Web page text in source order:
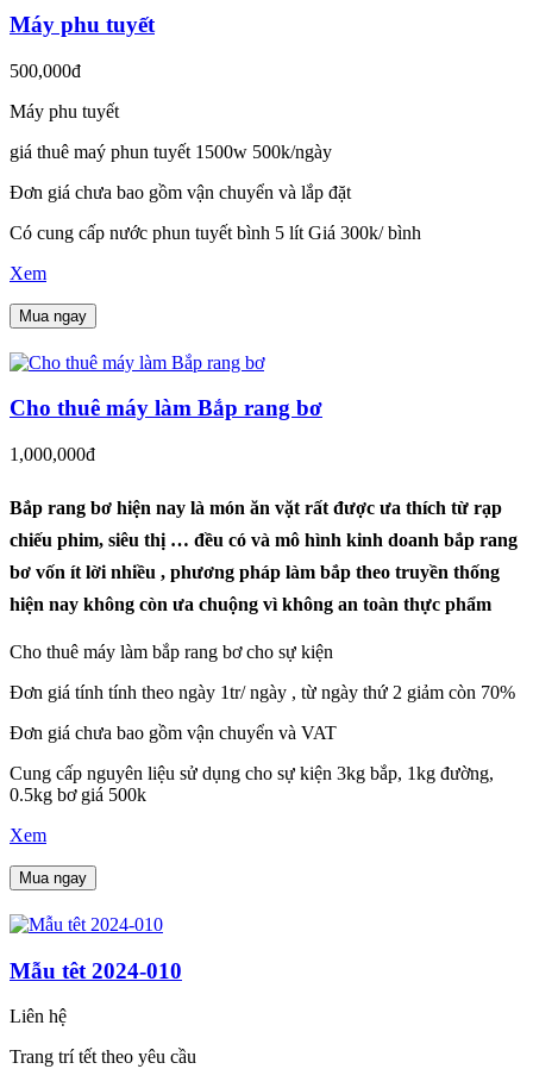
Máy phu tuyết
500,000đ
Máy phu tuyết
giá thuê maý phun tuyết 1500w 500k/ngày
Đơn giá chưa bao gồm vận chuyển và lắp đặt
Có cung cấp nước phun tuyết bình 5 lít Giá 300k/ bình
Xem
Mua ngay
Cho thuê máy làm Bắp rang bơ
1,000,000đ
Bắp rang bơ hiện nay là món ăn vặt rất được ưa thích từ rạp
chiếu phim, siêu thị … đều có và mô hình kinh doanh bắp rang
bơ vốn ít lời nhiều , phương pháp làm bắp theo truyền thống
hiện nay không còn ưa chuộng vì không an toàn thực phẩm
Cho thuê máy làm bắp rang bơ cho sự kiện
Đơn giá tính tính theo ngày 1tr/ ngày , từ ngày thứ 2 giảm còn 70%
Đơn giá chưa bao gồm vận chuyển và VAT
Cung cấp nguyên liệu sử dụng cho sự kiện 3kg bắp, 1kg đường,
0.5kg bơ giá 500k
Xem
Mua ngay
Mẫu têt 2024-010
Liên hệ
Trang trí tết theo yêu cầu